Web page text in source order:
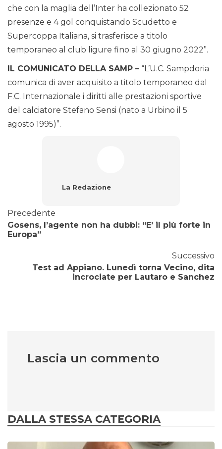
che con la maglia dell’Inter ha collezionato 52
presenze e 4 gol conquistando Scudetto e
Supercoppa Italiana, si trasferisce a titolo
temporaneo al club ligure fino al 30 giugno 2022”.
IL COMUNICATO DELLA SAMP – “L’U.C. Sampdoria
comunica di aver acquisito a titolo temporaneo dal
F.C. Internazionale i diritti alle prestazioni sportive
del calciatore Stefano Sensi (nato a Urbino il 5
agosto 1995)”.
La Redazione
Precedente
Gosens, l’agente non ha dubbi: “E’ il più forte in
Europa”
Successivo
Test ad Appiano. Lunedì torna Vecino, dita
incrociate per Lautaro e Sanchez
Lascia un commento
DALLA STESSA CATEGORIA